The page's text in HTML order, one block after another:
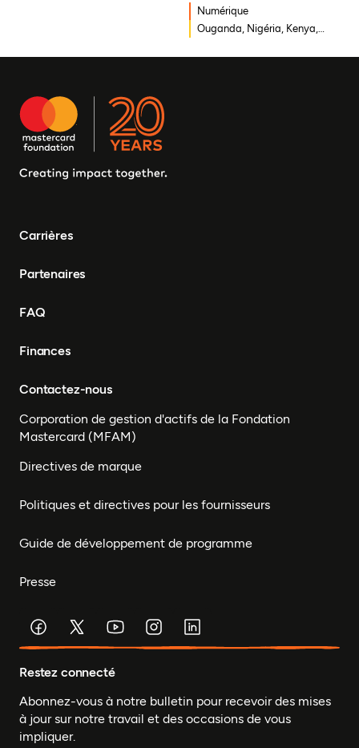
du Congo, Malawi, Gambie,
d'Ivoire, Zambie, Syrie,
Tchad, Eswatini, Zimbabwe,
Tanzanie, Sud Soudan,
Afrique du Sud, Guinée-
Bénin, Togo
Numérique
Ouganda, Nigéria, Kenya,
Carrières
Partenaires
FAQ
Finances
Contactez-nous
Corporation de gestion d'actifs de la Fondation
Mastercard (MFAM)
Directives de marque
Politiques et directives pour les fournisseurs
Guide de développement de programme
Presse
Restez connecté
Abonnez-vous à notre bulletin pour recevoir des mises
à jour sur notre travail et des occasions de vous
impliquer.